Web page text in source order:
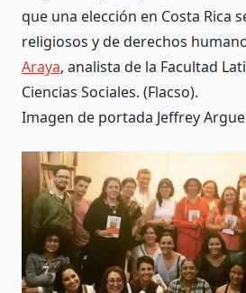
que una elección en Costa Rica
religiosos y de derechos
Araya, analista de la Facultad
Ciencias Sociales. (Flacso).
Imagen de portada Jeffrey